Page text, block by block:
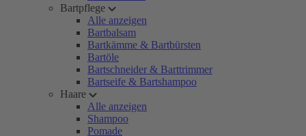
Bartpflege
Alle anzeigen
Bartbalsam
Bartkämme & Bartbürsten
Bartöle
Bartschneider & Barttrimmer
Bartseife & Bartshampoo
Haare
Alle anzeigen
Shampoo
Pomade